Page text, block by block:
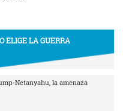
ELIGE LA GUERRA
Netanyahu, la amenaza